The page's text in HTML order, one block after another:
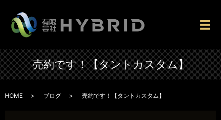
メ
売約です！【タントカスタム】
HOME ブログ 売約です！【タントカスタム】